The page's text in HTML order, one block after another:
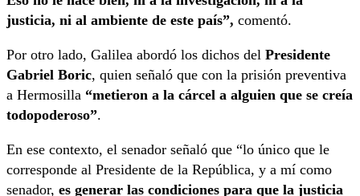
justicia, ni al ambiente de este país”, comentó.
Por otro lado, Galilea abordó los dichos del Presidente
Gabriel Boric, quien señaló que con la prisión preventiva
a Hermosilla “metieron a la cárcel a alguien que se creía
todopoderoso”.
En ese contexto, el senador señaló que “lo único que le
corresponde al Presidente de la República, y a mí como
senador, es generar las condiciones para que la justicia